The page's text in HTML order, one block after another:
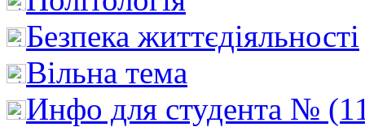
Безпека життєдіяльності
Вільна тема
Инфо для студента №